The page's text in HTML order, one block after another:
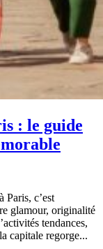
: le guide
Paris, c’est
glamour, originalité
tendances,
capitale regorge...